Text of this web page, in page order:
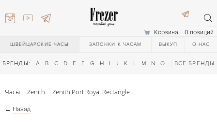
Корзина 0 позиций
ШВЕЙЦАРСКИЕ ЧАСЫ ЗАПОНКИ К ЧАСАМ ВЫКУП О НАС
БРЕНДЫ: A B C D E F G H I J K L M N O Q R S T
ВСЕ БРЕНДЫ
Часы Zenith Zenith Port Royal Rectangle
← Назад